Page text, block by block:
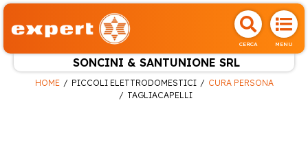
CERCA MENU
SONCINI & SANTUNIONE SRL
HOME PICCOLI ELETTRODOMESTICI
CURA PERSONA
TAGLIACAPELLI